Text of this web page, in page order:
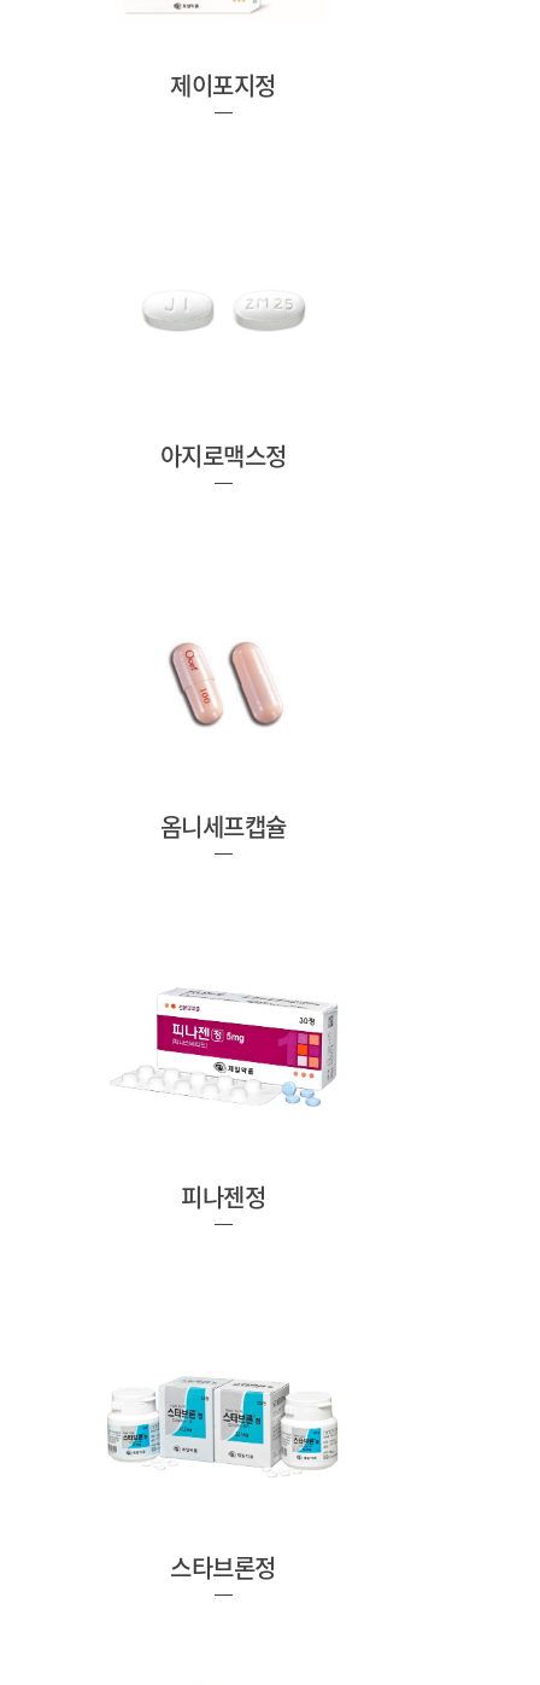
제이포지정
아지로맥스정
옴니세프캡슐
피나젠정
스타브론정